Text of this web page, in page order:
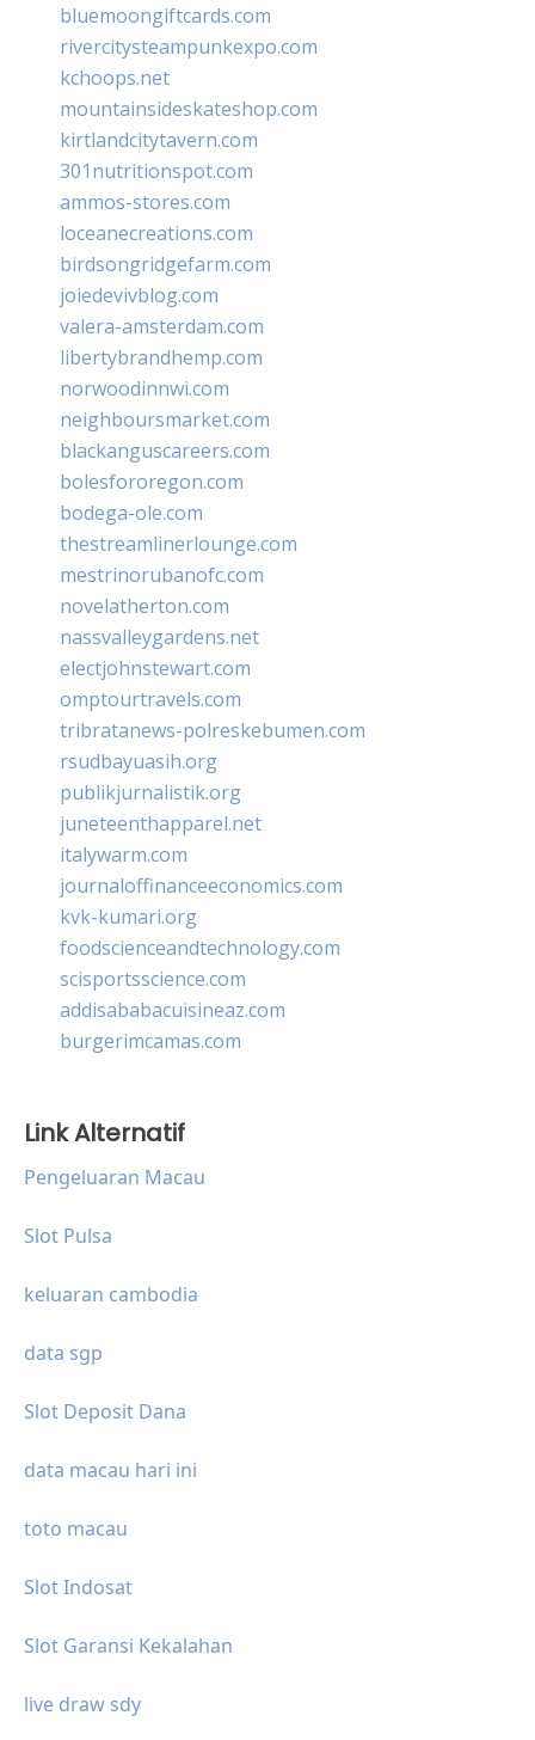
bluemoongiftcards.com
rivercitysteampunkexpo.com
kchoops.net
mountainsideskateshop.com
kirtlandcitytavern.com
301nutritionspot.com
ammos-stores.com
loceanecreations.com
birdsongridgefarm.com
joiedevivblog.com
valera-amsterdam.com
libertybrandhemp.com
norwoodinnwi.com
neighboursmarket.com
blackanguscareers.com
bolesfororegon.com
bodega-ole.com
thestreamlinerlounge.com
mestrinorubanofc.com
novelatherton.com
nassvalleygardens.net
electjohnstewart.com
omptourtravels.com
tribratanews-polreskebumen.com
rsudbayuasih.org
publikjurnalistik.org
juneteenthapparel.net
italywarm.com
journaloffinanceeconomics.com
kvk-kumari.org
foodscienceandtechnology.com
scisportsscience.com
addisababacuisineaz.com
burgerimcamas.com
Link Alternatif
Pengeluaran Macau
Slot Pulsa
keluaran cambodia
data sgp
Slot Deposit Dana
data macau hari ini
toto macau
Slot Indosat
Slot Garansi Kekalahan
live draw sdy